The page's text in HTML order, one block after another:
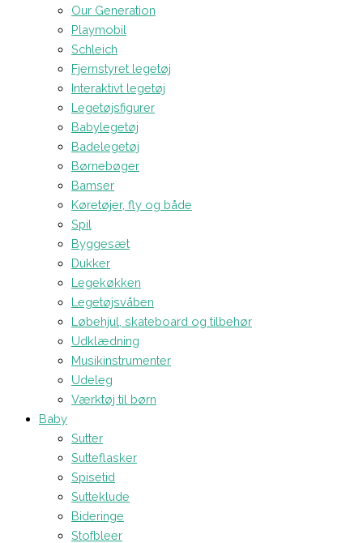
Our Generation
Playmobil
Schleich
Fjernstyret legetøj
Interaktivt legetøj
Legetøjsfigurer
Babylegetøj
Badelegetøj
Børnebøger
Bamser
Køretøjer, fly og både
Spil
Byggesæt
Dukker
Legekøkken
Legetøjsvåben
Løbehjul, skateboard og tilbehør
Udklædning
Musikinstrumenter
Udeleg
Værktøj til børn
Baby
Sutter
Sutteflasker
Spisetid
Sutteklude
Bideringe
Stofbleer